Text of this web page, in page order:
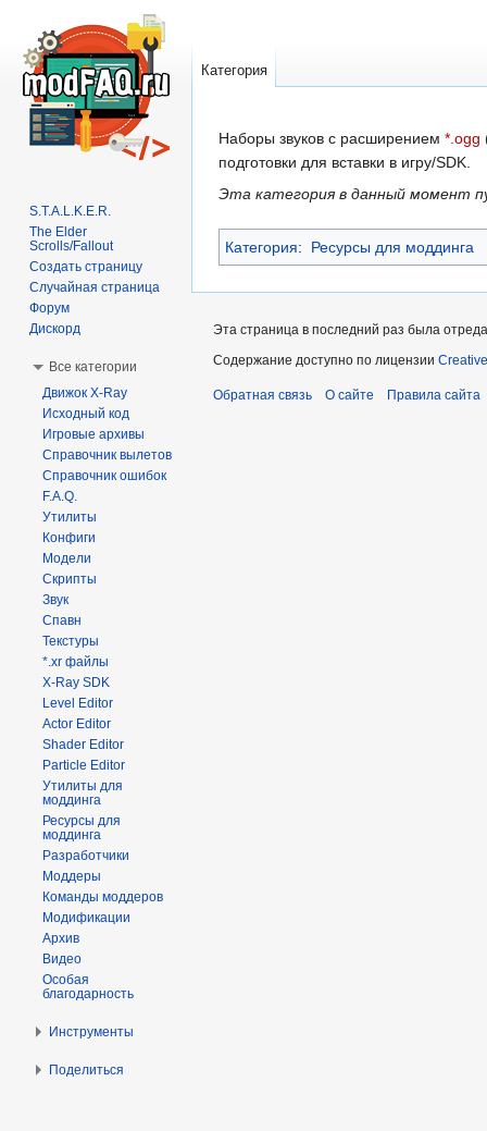
Перейти
к
навигации
Перейти
к
поиску
Наборы звуков с расширением *.ogg
подготовки для вставки в игру/SDK.
Эта категория в данный момент
Категория: Ресурсы для моддинга
Категория
S.T.A.L.K.E.R.
The Elder
Scrolls/Fallout
Создать страницу
Случайная страница
Форум
Дискорд
Все категории
Движок X-Ray
Исходный код
Игровые архивы
Справочник вылетов
Справочник ошибок
F.A.Q.
Утилиты
Конфиги
Модели
Скрипты
Звук
Спавн
Текстуры
*.xr файлы
X-Ray SDK
Level Editor
Actor Editor
Shader Editor
Particle Editor
Утилиты для
моддинга
Ресурсы для
моддинга
Разработчики
Моддеры
Команды моддеров
Модификации
Архив
Видео
Особая
благодарность
Инструменты
Поделиться
Эта страница в последний раз была
Содержание доступно по лицензии
Обратная связь О сайте Правила сайта